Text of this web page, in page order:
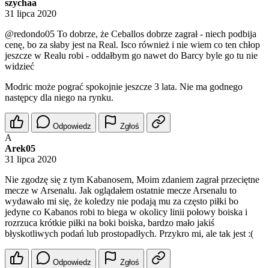
szychaa
31 lipca 2020
@redondo05 To dobrze, że Ceballos dobrze zagrał - niech podbija
cenę, bo za słaby jest na Real. Isco również i nie wiem co ten chłop
jeszcze w Realu robi - oddałbym go nawet do Barcy byle go tu nie
widzieć
Modric może pograć spokojnie jeszcze 3 lata. Nie ma godnego
następcy dla niego na rynku.
Odpowiedz Zgłoś
A
Arek05
31 lipca 2020
Nie zgodzę się z tym Kabanosem, Moim zdaniem zagrał przeciętne
mecze w Arsenalu. Jak oglądałem ostatnie mecze Arsenalu to
wydawało mi się, że koledzy nie podają mu za często piłki bo
jedyne co Kabanos robi to biega w okolicy linii połowy boiska i
rozrzuca krótkie piłki na boki boiska, bardzo mało jakiś
błyskotliwych podań lub prostopadłych. Przykro mi, ale tak jest :(
Odpowiedz Zgłoś